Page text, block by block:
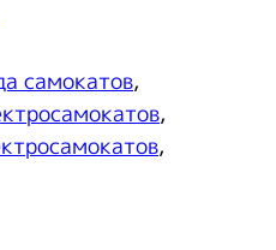
самокатов,
,
,